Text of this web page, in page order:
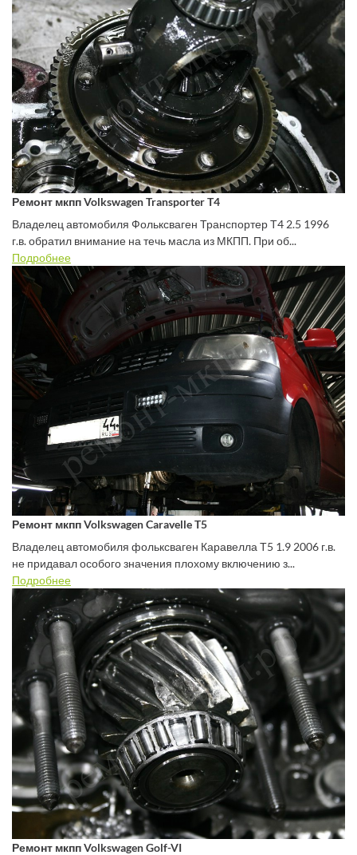
Ремонт мкпп Volkswagen Transporter T4
Владелец автомобиля Фольксваген Транспортер Т4 2.5 1996
г.в. обратил внимание на течь масла из МКПП. При об...
Подробнее
Ремонт мкпп Volkswagen Caravelle T5
Владелец автомобиля фольксваген Каравелла Т5 1.9 2006 г.в.
не придавал особого значения плохому включению з...
Подробнее
Ремонт мкпп Volkswagen Golf-VI